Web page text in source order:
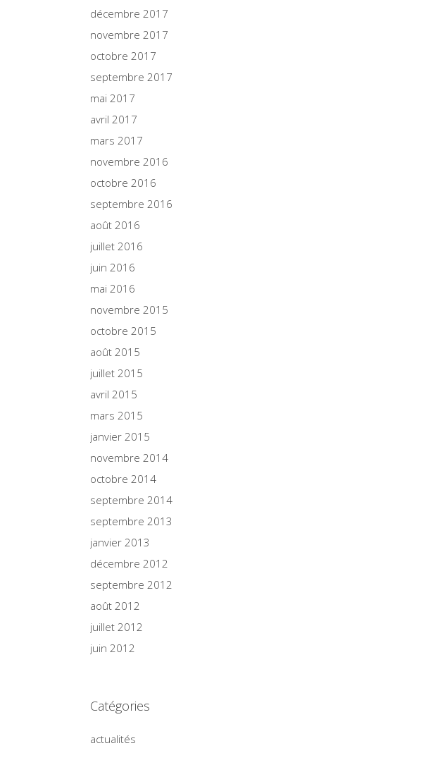
décembre 2017
novembre 2017
octobre 2017
septembre 2017
mai 2017
avril 2017
mars 2017
novembre 2016
octobre 2016
septembre 2016
août 2016
juillet 2016
juin 2016
mai 2016
novembre 2015
octobre 2015
août 2015
juillet 2015
avril 2015
mars 2015
janvier 2015
novembre 2014
octobre 2014
septembre 2014
septembre 2013
janvier 2013
décembre 2012
septembre 2012
août 2012
juillet 2012
juin 2012
Catégories
actualités